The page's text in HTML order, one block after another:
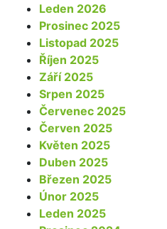
Leden 2026
Prosinec 2025
Listopad 2025
Říjen 2025
Září 2025
Srpen 2025
Červenec 2025
Červen 2025
Květen 2025
Duben 2025
Březen 2025
Únor 2025
Leden 2025